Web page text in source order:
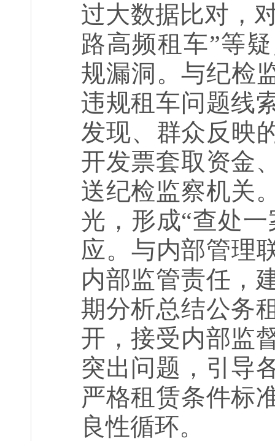
过大数据比对，
路高频租车”等
规漏洞。与纪检
违规租车问题线
发现、群众反映
开发票套取资金
送纪检监察机关
光，形成“查处
应。与内部管理
内部监管责任，
期分析总结公务
开，接受内部监
突出问题，引导
严格租赁条件标
良性循环。